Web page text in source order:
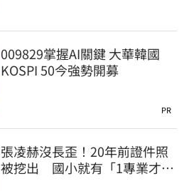
009829掌握AI關鍵 大華韓國
KOSPI 50今強勢開募
PR
張凌赫沒長歪！20年前證件照
被挖出 國小就有「1專業才